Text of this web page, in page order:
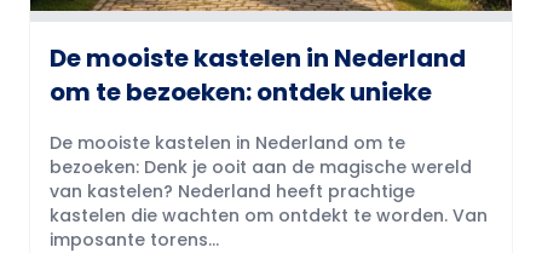
De mooiste kastelen in Nederland
om te bezoeken: ontdek unieke
De mooiste kastelen in Nederland om te
bezoeken: Denk je ooit aan de magische wereld
van kastelen? Nederland heeft prachtige
kastelen die wachten om ontdekt te worden. Van
imposante torens...